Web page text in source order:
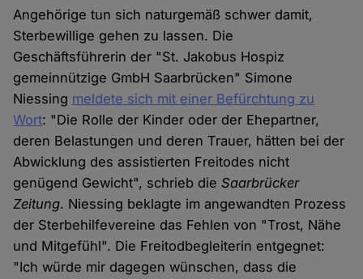
Angehörige tun sich naturgemäß schwer damit,
Sterbewillige gehen zu lassen. Die
Geschäftsführerin der "St. Jakobus Hospiz
gemeinnützige GmbH Saarbrücken" Simone
Niessing meldete sich mit einer Befürchtung zu
Wort: "Die Rolle der Kinder oder der Ehepartner,
deren Belastungen und deren Trauer, hätten bei der
Abwicklung des assistierten Freitodes nicht
genügend Gewicht", schrieb dieSaarbrücker
Zeitung. Niessing beklagte im angewandten Prozess
der Sterbehilfevereine das Fehlen von "Trost, Nähe
und Mitgefühl". Die Freitodbegleiterin entgegnet:
"Ich würde mir dagegen wünschen, dass die